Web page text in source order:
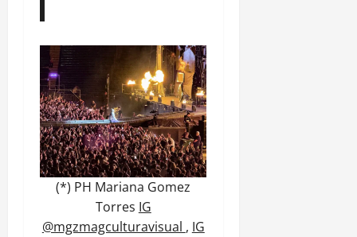
(*) PH Mariana Gomez
Torres IG
@mgzmagculturavisual , IG